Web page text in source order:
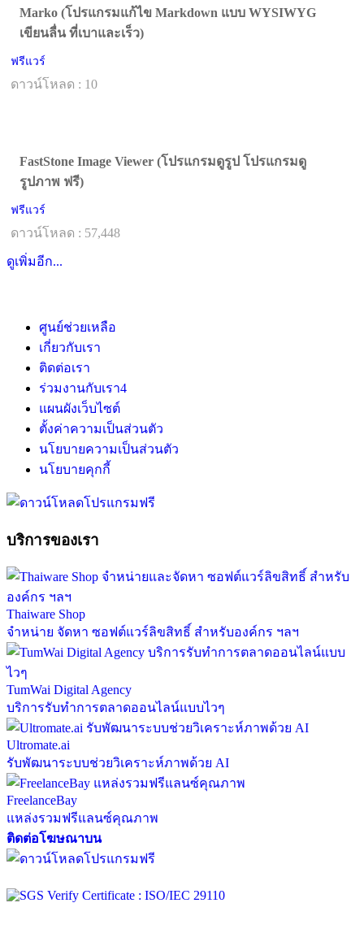
Marko (โปรแกรมแก้ไข Markdown แบบ WYSIWYG
เขียนลื่น ที่เบาและเร็ว)
ฟรีแวร์
ดาวน์โหลด : 10
FastStone Image Viewer (โปรแกรมดูรูป โปรแกรมดู
รูปภาพ ฟรี)
ฟรีแวร์
ดาวน์โหลด : 57,448
ดูเพิ่มอีก...
ศูนย์ช่วยเหลือ
เกี่ยวกับเรา
ติดต่อเรา
ร่วมงานกับเรา4
แผนผังเว็บไซต์
ตั้งค่าความเป็นส่วนตัว
นโยบายความเป็นส่วนตัว
นโยบายคุกกี้
บริการของเรา
Thaiware Shop
จำหน่าย จัดหา ซอฟต์แวร์ลิขสิทธิ์ สำหรับองค์กร ฯลฯ
TumWai Digital Agency
บริการรับทำการตลาดออนไลน์แบบไวๆ
Ultromate.ai
รับพัฒนาระบบช่วยวิเคราะห์ภาพด้วย AI
FreelanceBay
แหล่งรวมฟรีแลนซ์คุณภาพ
ติดต่อโฆษณาบน